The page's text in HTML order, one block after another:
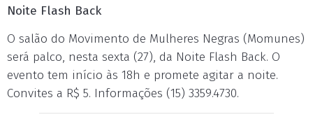
Noite Flash Back
O salão do Movimento de Mulheres Negras (Momunes)
será palco, nesta sexta (27), da Noite Flash Back. O
evento tem início às 18h e promete agitar a noite.
Convites a R$ 5. Informações (15) 3359.4730.